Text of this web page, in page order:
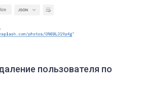
пользователя по